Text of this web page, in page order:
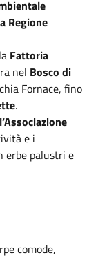
Regione
Fattoria
nel Bosco di
Fornace, fino
.
e i
erbe palustri e
comode,